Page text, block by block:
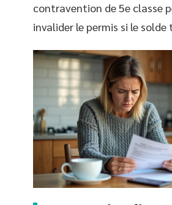
contravention de 5e classe
invalider le permis si le solde